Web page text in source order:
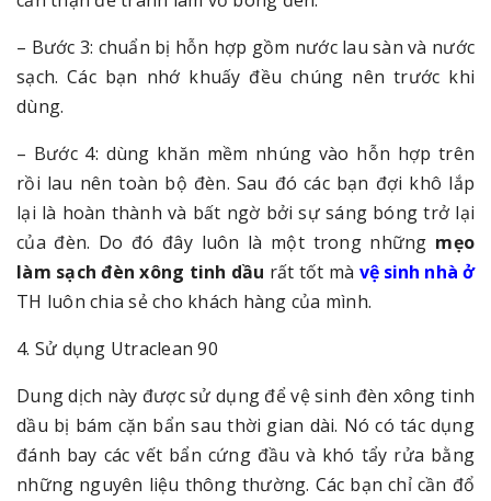
– Bước 3: chuẩn bị hỗn hợp gồm nước lau sàn và nước
sạch. Các bạn nhớ khuấy đều chúng nên trước khi
dùng.
– Bước 4: dùng khăn mềm nhúng vào hỗn hợp trên
rồi lau nên toàn bộ đèn. Sau đó các bạn đợi khô lắp
lại là hoàn thành và bất ngờ bởi sự sáng bóng trở lại
của đèn. Do đó đây luôn là một trong những mẹo
làm sạch đèn xông tinh dầu rất tốt mà vệ sinh nhà ở
TH luôn chia sẻ cho khách hàng của mình.
4. Sử dụng Utraclean 90
Dung dịch này được sử dụng để vệ sinh đèn xông tinh
dầu bị bám cặn bẩn sau thời gian dài. Nó có tác dụng
đánh bay các vết bẩn cứng đầu và khó tẩy rửa bằng
những nguyên liệu thông thường. Các bạn chỉ cần đổ